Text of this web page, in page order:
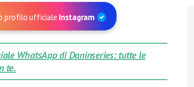
profilo ufficiale Instagram
WhatsApp di Daninseries: tutte le
te.